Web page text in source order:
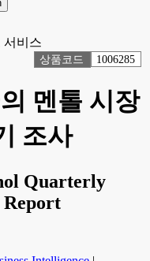
서비스
상품코드 1006285
멘톨 시장
조사
Quarterly
Report